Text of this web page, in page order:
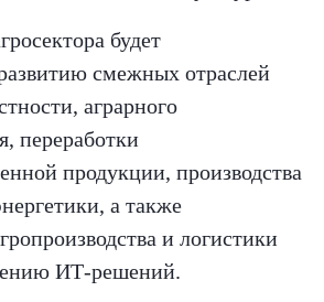
будет
смежных отраслей
аграрного
переработки
продукции, производства
а также
и логистики
ИТ-решений.